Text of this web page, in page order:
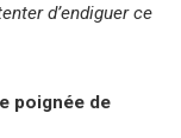
d’endiguer ce
poignée de